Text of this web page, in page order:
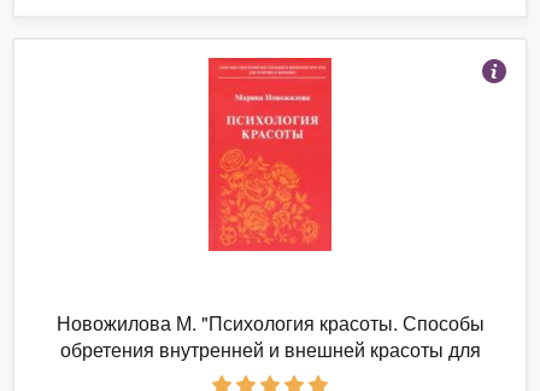
Новожилова М. "Психология красоты. Способы
обретения внутренней и внешней красоты для
мужчин и женщин"